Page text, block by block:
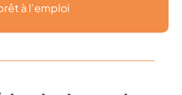
à l’emploi